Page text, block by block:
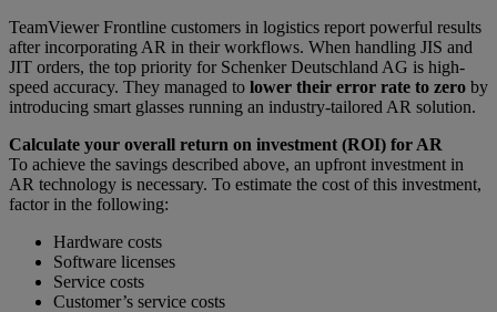
TeamViewer Frontline customers in logistics report powerful results
after incorporating AR in their workflows. When handling JIS and
JIT orders, the top priority for Schenker Deutschland AG is high-
speed accuracy. They managed to lower their error rate to zero by
introducing smart glasses running an industry-tailored AR solution.
Calculate your overall return on investment (ROI) for AR
To achieve the savings described above, an upfront investment in
AR technology is necessary. To estimate the cost of this investment,
factor in the following:
Hardware costs
Software licenses
Service costs
Customer’s service costs